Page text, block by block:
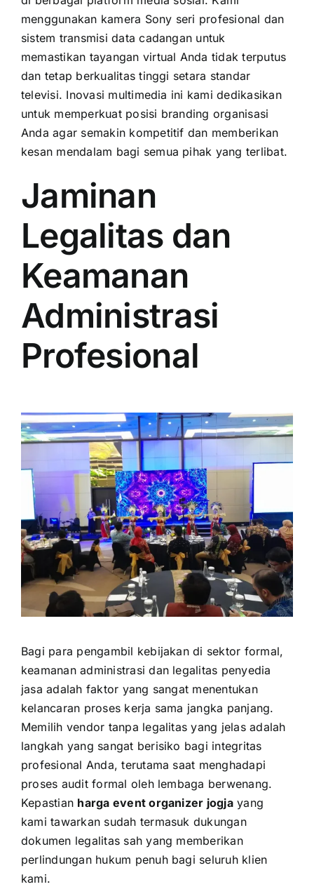
menggunakan kamera Sony seri profesional dan
sistem transmisi data cadangan untuk
memastikan tayangan virtual Anda tidak terputus
dan tetap berkualitas tinggi setara standar
televisi. Inovasi multimedia ini kami dedikasikan
untuk memperkuat posisi branding organisasi
Anda agar semakin kompetitif dan memberikan
kesan mendalam bagi semua pihak yang terlibat.
Jaminan
Legalitas dan
Keamanan
Administrasi
Profesional
Bagi para pengambil kebijakan di sektor formal,
keamanan administrasi dan legalitas penyedia
jasa adalah faktor yang sangat menentukan
kelancaran proses kerja sama jangka panjang.
Memilih vendor tanpa legalitas yang jelas adalah
langkah yang sangat berisiko bagi integritas
profesional Anda, terutama saat menghadapi
proses audit formal oleh lembaga berwenang.
Kepastian harga event organizer jogjayang
kami tawarkan sudah termasuk dukungan
dokumen legalitas sah yang memberikan
perlindungan hukum penuh bagi seluruh klien
kami.